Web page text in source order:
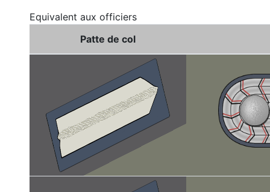
Equivalent aux officiers
Patte de col